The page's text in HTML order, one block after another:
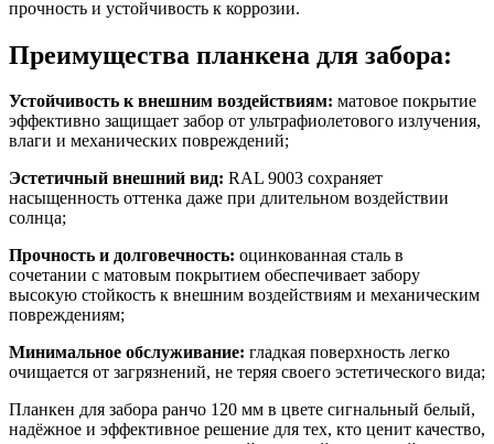
прочность и устойчивость к коррозии.
Преимущества планкена для забора:
Устойчивость к внешним воздействиям: матовое покрытие
эффективно защищает забор от ультрафиолетового излучения,
влаги и механических повреждений;
Эстетичный внешний вид: RAL 9003 сохраняет
насыщенность оттенка даже при длительном воздействии
солнца;
Прочность и долговечность: оцинкованная сталь в
сочетании с матовым покрытием обеспечивает забору
высокую стойкость к внешним воздействиям и механическим
повреждениям;
Минимальное обслуживание: гладкая поверхность легко
очищается от загрязнений, не теряя своего эстетического вида;
Планкен для забора ранчо 120 мм в цвете сигнальный белый,
надёжное и эффективное решение для тех, кто ценит качество,